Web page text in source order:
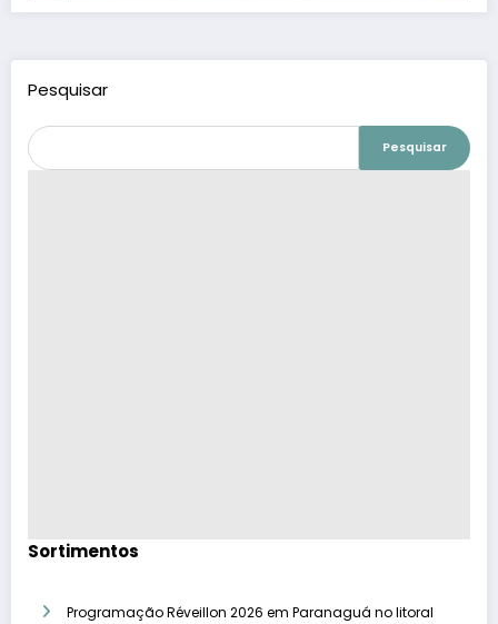
Pesquisar
Pesquisar
Sortimentos
Programação Réveillon 2026 em Paranaguá no litoral